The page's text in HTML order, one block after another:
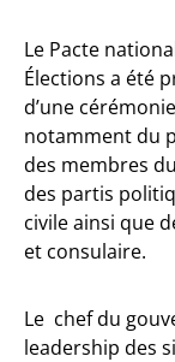
Le Pacte
Élections a été
d’une
notamment du
des membres
des partis
civile ainsi que
et consulaire.
Le chef du
leadership des